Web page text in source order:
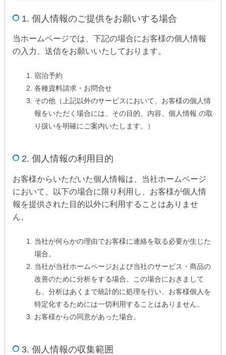
1. 個人情報のご提供をお願いする場合
当ホームページでは、下記の場合にお客様の個人情報
の入力、送信をお願いいたしております。
宿泊予約
各種資料請求・お問合せ
その他（上記以外のサービスにおいて、お客様の個人情
報をいただく場合には、その目的、内容、個人情報 の取
り扱いを明確にご案内いたします。）
2. 個人情報の利用目的
お客様からいただいた個人情報は、当社ホームページ
において、以下の場合に限り利用し、お客様が個人情
報を提供された目的以外に利用することはありませ
ん。
当社が何らかの理由でお客様に連絡を取る必要が生じた
場合。
当社が当社ホームページおよび当社のサービス・商品の
改善のために分析をする場合。この場合におきまして
も、分析はあくまで統計的に処理を行い、お客様個人を
特定化するためには一切利用することはありません。
お客様からの同意があった場合。
3. 個人情報の収集範囲